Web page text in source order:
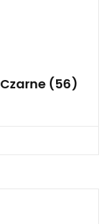
Czarne (56)